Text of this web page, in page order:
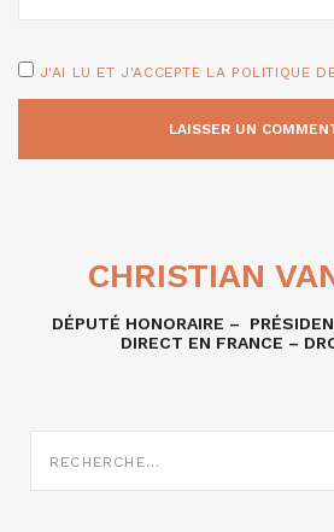
J'AI LU ET J'ACCEPTE LA POLITIQUE
CHRISTIAN
DÉPUTÉ HONORAIRE –
DIRECT EN FRANCE –
SUR